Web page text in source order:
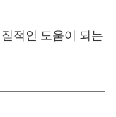
적인 도움이 되는